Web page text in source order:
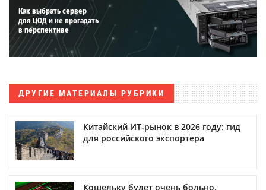
Как выбрать сервер
для ЦОД и не прогадать
в перспективе
ДРУГИЕ МАТЕРИАЛЫ РУБРИКИ
Китайский ИТ-рынок в 2026 году: гид
для российского экспортера
Кошельку будет очень больно.